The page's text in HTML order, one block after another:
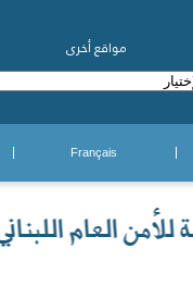
مواقع أخرى
Français